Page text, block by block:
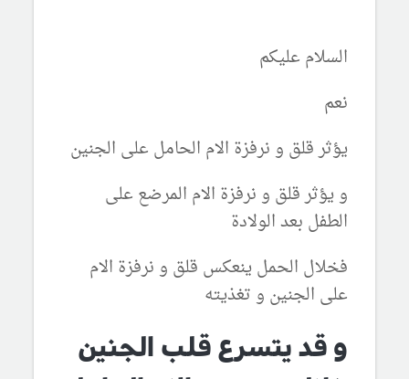
السلام عليكم
نعم
يؤثر قلق و نرفزة الام الحامل على الجنين
و يؤثر قلق و نرفزة الام المرضع على
الطفل بعد الولادة
فخلال الحمل ينعكس قلق و نرفزة الام
على الجنين و تغذيته
و قد يتسرع قلب الجنين